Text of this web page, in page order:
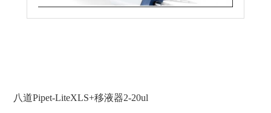
八道Pipet-LiteXLS+移液器2-20ul